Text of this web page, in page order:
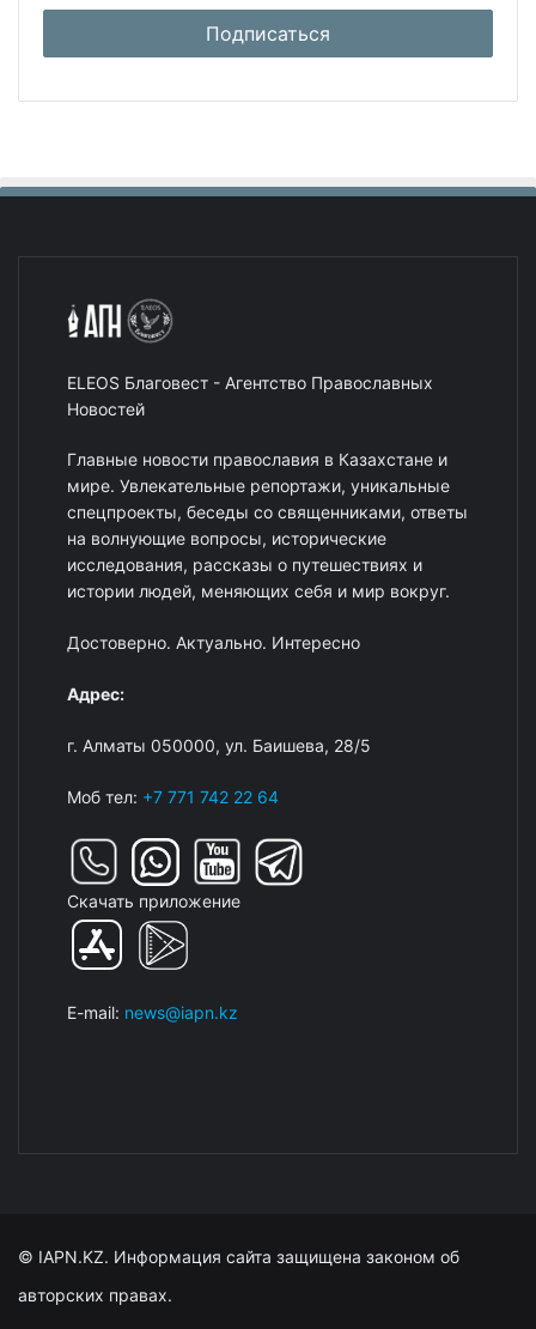
ELEOS Благовест - Агентство Православных
Новостей
Главные новости православия в Казахстане и
мире. Увлекательные репортажи, уникальные
спецпроекты, беседы со священниками, ответы
на волнующие вопросы, исторические
исследования, рассказы о путешествиях и
истории людей, меняющих себя и мир вокруг.
Достоверно. Актуально. Интересно
Адрес:
г. Алматы 050000, ул. Баишева, 28/5
Моб тел: +7 771 742 22 64
Скачать приложение
E-mail: news@iapn.kz
© IAPN.KZ. Информация сайта защищена законом об
авторских правах.